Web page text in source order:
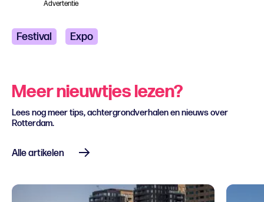
Advertentie
Festival Expo
Meer nieuwtjes lezen?
Lees nog meer tips, achtergrondverhalen en nieuws over
Rotterdam.
Alle artikelen